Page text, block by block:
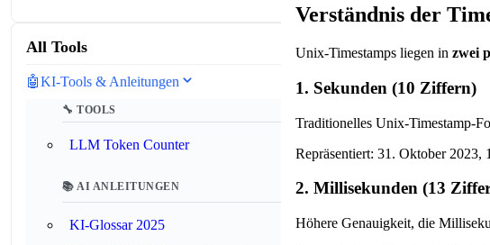
All Tools
🤖KI-Tools & Anleitungen
🔧 TOOLS
LLM Token Counter
📚 AI ANLEITUNGEN
KI-Glossar 2025
Verständnis der
Unix-Timestamps liegen in zwei
1. Sekunden (10 Ziffern)
Traditionelles Unix-Timestamp-
Repräsentiert: 31. Oktober 2023,
2. Millisekunden (13
Höhere Genauigkeit, die